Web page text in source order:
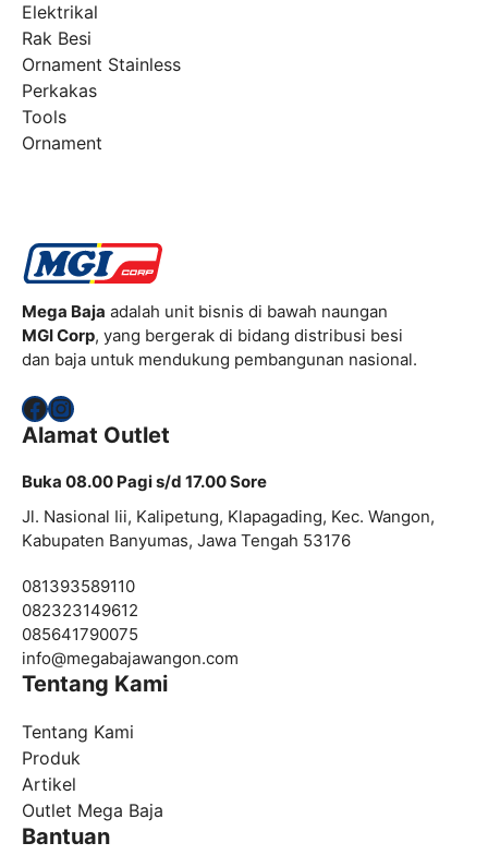
Elektrikal
Rak Besi
Ornament Stainless
Perkakas
Tools
Ornament
Mega Baja adalah unit bisnis di bawah naungan
MGI Corp, yang bergerak di bidang distribusi besi
dan baja untuk mendukung pembangunan nasional.
Facebook
Instagram
Alamat Outlet
Buka 08.00 Pagi s/d 17.00 Sore
Jl. Nasional Iii, Kalipetung, Klapagading, Kec. Wangon,
Kabupaten Banyumas, Jawa Tengah 53176
081393589110
082323149612
085641790075
info@megabajawangon.com
Tentang Kami
Tentang Kami
Produk
Artikel
Outlet Mega Baja
Bantuan